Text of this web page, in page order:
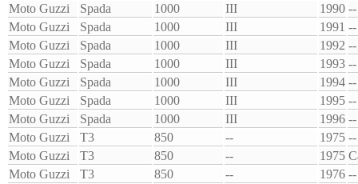
Moto Guzzi
Spada 1000 III 1990 --
Moto Guzzi
Spada 1000 III 1991 --
Moto Guzzi
Spada 1000 III 1992 --
Moto Guzzi
Spada 1000 III 1993 --
Moto Guzzi
Spada 1000 III 1994 --
Moto Guzzi
Spada 1000 III 1995 --
Moto Guzzi
Spada 1000 III 1996 --
Moto Guzzi
T3 850 -- 1975 --
Moto Guzzi
T3 850 -- 1975
Moto Guzzi
T3 850 -- 1976 --